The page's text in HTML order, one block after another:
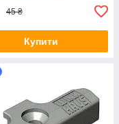
45 ₴
Купити